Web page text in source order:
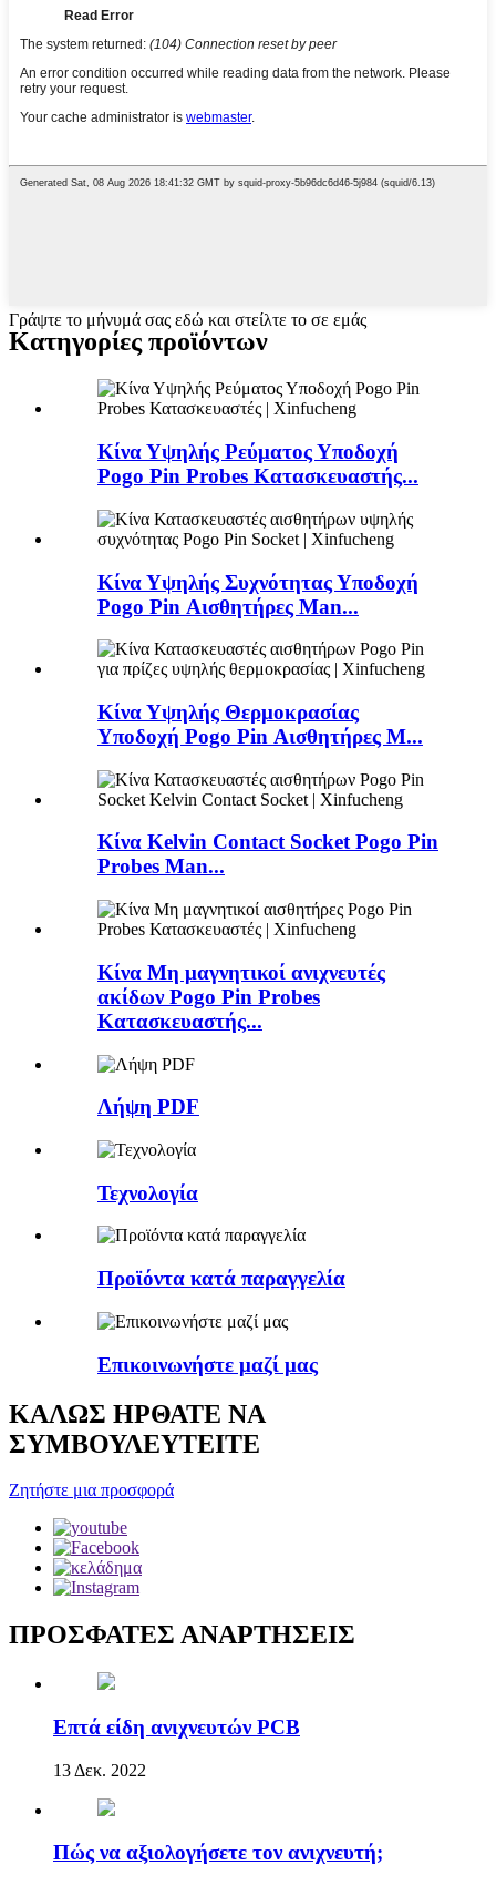
Γράψτε το μήνυμά σας εδώ και στείλτε το σε εμάς
Κατηγορίες προϊόντων
Κίνα Υψηλής Ρεύματος Υποδοχή
Pogo Pin Probes Κατασκευαστής...
Κίνα Υψηλής Συχνότητας Υποδοχή
Pogo Pin Αισθητήρες Man...
Κίνα Υψηλής Θερμοκρασίας
Υποδοχή Pogo Pin Αισθητήρες M...
Κίνα Kelvin Contact Socket Pogo Pin
Probes Man...
Κίνα Μη μαγνητικοί ανιχνευτές
ακίδων Pogo Pin Probes
Κατασκευαστής...
Λήψη PDF
Τεχνολογία
Προϊόντα κατά παραγγελία
Επικοινωνήστε μαζί μας
ΚΑΛΩΣ ΗΡΘΑΤΕ ΝΑ
ΣΥΜΒΟΥΛΕΥΤΕΙΤΕ
Ζητήστε μια προσφορά
ΠΡΟΣΦΑΤΕΣ ΑΝΑΡΤΗΣΕΙΣ
Επτά είδη ανιχνευτών PCB
13 Δεκ. 2022
Πώς να αξιολογήσετε τον ανιχνευτή;